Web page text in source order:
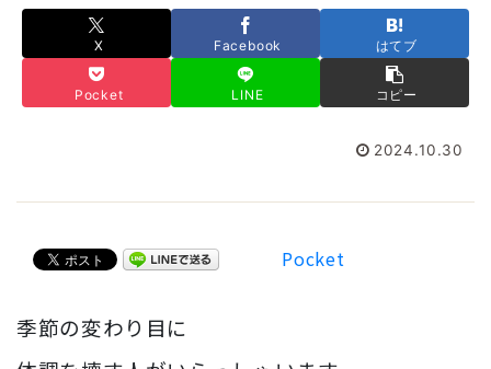
X Facebook はてブ
Pocket LINE コピー
2024.10.30
Pocket
季節の変わり目に